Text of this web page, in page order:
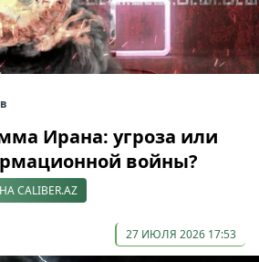
Ирана: угроза или
войны?
CALIBER.AZ
27 ИЮЛЯ 2026 17:53